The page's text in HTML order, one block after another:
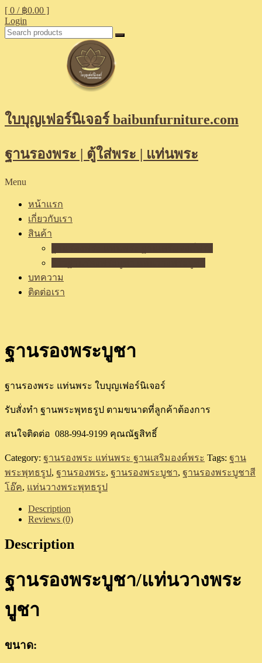
[ 0 / ฿0.00 ]
Login
ใบบุญเฟอร์นิเจอร์ baibunfurniture.com
ฐานรองพระ | ตู้ใส่พระ | แท่นพระ
Menu
หน้าแรก
เกี่ยวกับเรา
สินค้า
บทความ
ติดต่อเรา
ฐานรองพระบูชา
ฐานรองพระ แท่นพระ ใบบุญเฟอร์นิเจอร์
รับสั่งทำ ฐานพระพุทธรูป ตามขนาดที่ลูกค้าต้องการ
สนใจติดต่อ 088-994-9199 คุณณัฐสิทธิ์
Category: ฐานรองพระ แท่นพระ ฐานเสริมองค์พระ Tags: ฐาน
พระพุทธรูป, ฐานรองพระ, ฐานรองพระบูชา, ฐานรองพระบูชาสี
โอ๊ค, แท่นวางพระพุทธรูป
Description
Reviews (0)
Description
ฐานรองพระบูชา/แท่นวางพระ
บูชา
ขนาด: